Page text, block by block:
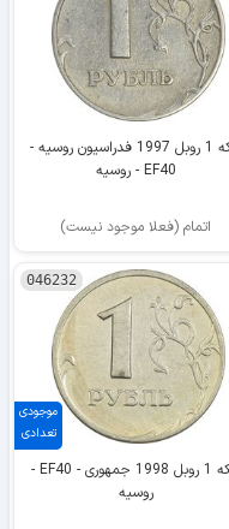
سکه 1 روبل 1997 فدراسیون روسیه -
EF40 - روسیه
اتمام (فعلا موجود نیست)
موجودی
تعدادی
046232
سکه 1 روبل 1998 جمهوری - EF40 -
روسیه